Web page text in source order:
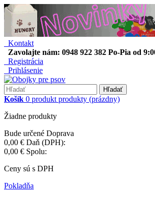
Kontakt
Zavolajte nám: 0948 922 382 Po-Pia od
Registrácia
Prihlásenie
Hľadať
Košík 0 produkt produkty (prázdny)
Žiadne produkty
Bude určené Doprava
0,00 € Daň (DPH):
0,00 € Spolu:
Ceny sú s DPH
Pokladňa